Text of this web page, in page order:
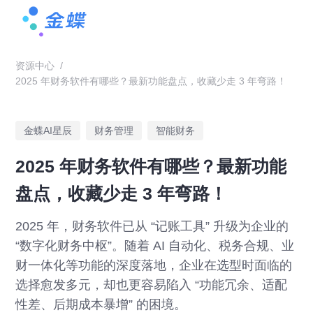
资源中心 /
2025 年财务软件有哪些？最新功能盘点，收藏少走 3 年弯路！
金蝶AI星辰 财务管理 智能财务
2025 年财务软件有哪些？最新功能
盘点，收藏少走 3 年弯路！
2025 年，财务软件已从 “记账工具” 升级为企业的
“数字化财务中枢”。随着 AI 自动化、税务合规、业
财一体化等功能的深度落地，企业在选型时面临的
选择愈发多元，却也更容易陷入 “功能冗余、适配
性差、后期成本暴增” 的困境。